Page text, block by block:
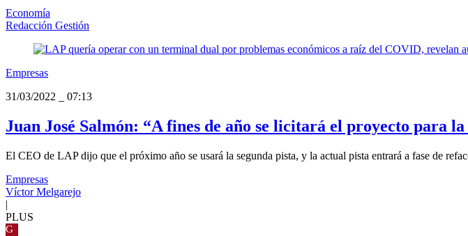
Economía
Redacción Gestión
Empresas
31/03/2022
07:13
Juan José Salmón: “A fines de año se licitará el proyecto para
El CEO de LAP dijo que el próximo año se usará la segunda pista, y la actual pista entrará a fase de
Empresas
Víctor Melgarejo
|
PLUS
G